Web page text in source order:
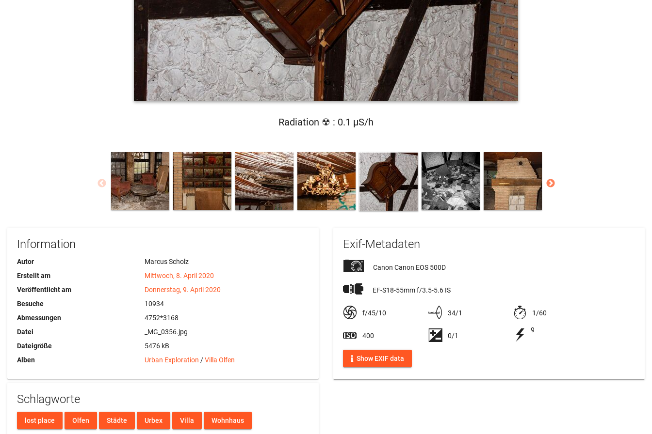
Radiation ☢ : 0.1 µS/h
Information
Autor
Marcus Scholz
Erstellt am
Mittwoch, 8. April 2020
Veröffentlicht am
Donnerstag, 9. April 2020
Besuche
10934
Abmessungen
4752*3168
Datei
_MG_0356.jpg
Dateigröße
5476 kB
Alben
Urban Exploration /Villa Olfen
Schlagworte
lost place Olfen Städte Urbex Villa Wohnhaus
Exif-Metadaten
Canon Canon EOS 500D
EF-S18-55mm f/3.5-5.6 IS
f/45/10 34/1 1/60
400 0/1
9
Show EXIF data